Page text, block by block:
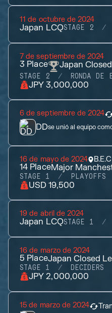
11 de octubre de 2024
Japan LCQSTAGE 2
7 de septiembre de 2024
3 Place Japan
STAGE 2 RONDA DE
JPY 3,000,000
6 de septiembre de 2024
DDse unió al equipo
16 de mayo de 2024
14 PlaceMajor
STAGE 1 PLAYOFFS
USD 19,500
19 de abril de 2024
Japan LCQSTAGE 1
16 de marzo de 2024
5 PlaceJapan Closed
STAGE 1 DECIDERS
JPY 2,000,000
15 de marzo de 2024